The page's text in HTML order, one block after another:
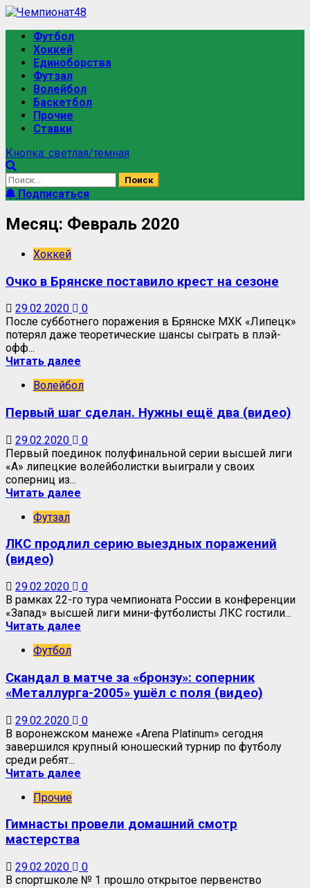
Футбол
Хоккей
Единоборства
Футзал
Волейбол
Баскетбол
Прочие
Ставки
Кнопка: светлая/темная
Подписаться
Месяц: Февраль 2020
Хоккей
Очко в Брянске поставило крест на сезоне
29.02.2020
0
После субботнего поражения в Брянске МХК «Липецк»
потерял даже теоретические шансы сыграть в плэй-
офф...
Читать далее
Волейбол
Первый шаг сделан. Нужны ещё два (видео)
29.02.2020
0
Первый поединок полуфинальной серии высшей лиги
«А» липецкие волейболистки выиграли у своих
соперниц из...
Читать далее
Футзал
ЛКС продлил серию выездных поражений
(видео)
29.02.2020
0
В рамках 22-го тура чемпионата России в конференции
«Запад» высшей лиги мини-футболисты ЛКС гостили...
Читать далее
Футбол
Скандал в матче за «бронзу»: соперник
«Металлурга-2005» ушёл с поля (видео)
29.02.2020
0
В воронежском манеже «Arena Platinum» сегодня
завершился крупный юношеский турнир по футболу
среди ребят...
Читать далее
Прочие
Гимнасты провели домашний смотр
мастерства
29.02.2020
0
В спортшколе № 1 прошло открытое первенство